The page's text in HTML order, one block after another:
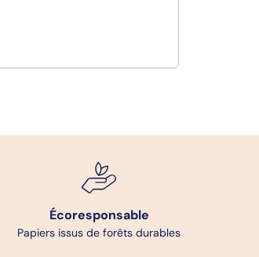
Écoresponsable
Papiers issus de forêts durables